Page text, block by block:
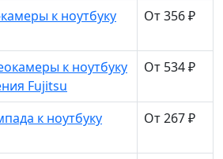
к ноутбуку
От 356 ₽
к ноутбуку
Fujitsu
От 534 ₽
к ноутбуку
От 267 ₽